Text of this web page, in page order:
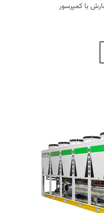
با کمپرسور